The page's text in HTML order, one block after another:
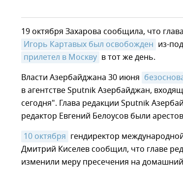
19 октября Захарова сообщила, что
Игорь Картавых был освобожден из-
прилетел в Москву в тот же день.
Власти Азербайджана 30 июня
в агентстве Sputnik Азербайджан,
сегодня". Глава редакции Sputnik
редактор Евгений Белоусов были
10 октября гендиректор
Дмитрий Киселев сообщил, что главе
изменили меру пресечения на домашний